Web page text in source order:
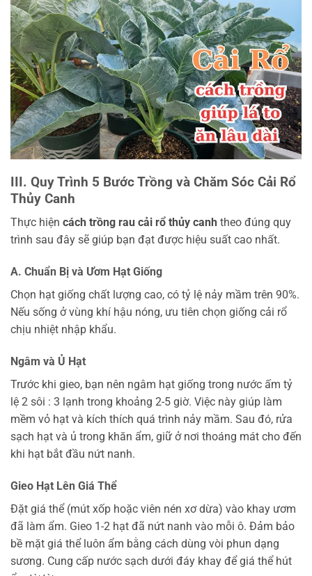
III. Quy Trình 5 Bước Trồng và Chăm Sóc Cải Rổ
Thủy Canh
Thực hiện cách trồng rau cải rổ thủy canh theo đúng quy
trình sau đây sẽ giúp bạn đạt được hiệu suất cao nhất.
A. Chuẩn Bị và Ươm Hạt Giống
Chọn hạt giống chất lượng cao, có tỷ lệ nảy mầm trên 90%.
Nếu sống ở vùng khí hậu nóng, ưu tiên chọn giống cải rổ
chịu nhiệt nhập khẩu.
Ngâm và Ủ Hạt
Trước khi gieo, bạn nên ngâm hạt giống trong nước ấm tỷ
lệ 2 sôi : 3 lạnh trong khoảng 2-5 giờ. Việc này giúp làm
mềm vỏ hạt và kích thích quá trình nảy mầm. Sau đó, rửa
sạch hạt và ủ trong khăn ẩm, giữ ở nơi thoáng mát cho đến
khi hạt bắt đầu nứt nanh.
Gieo Hạt Lên Giá Thể
Đặt giá thể (mút xốp hoặc viên nén xơ dừa) vào khay ươm
đã làm ẩm. Gieo 1-2 hạt đã nứt nanh vào mỗi ô. Đảm bảo
bề mặt giá thể luôn ẩm bằng cách dùng vòi phun dạng
sương. Cung cấp nước sạch dưới đáy khay để giá thể hút